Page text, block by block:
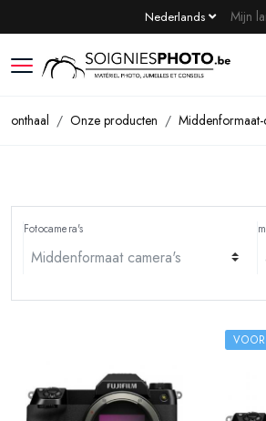
Mijn
Nederlands
onthaal Onze producten Middenformaat-
Fotocamera's